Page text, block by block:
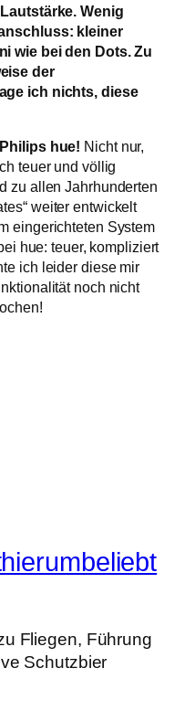
Wenig
kleiner
wie bei den Dots. Zu
der
ich nichts, diese
hue! Nicht nur,
teuer und völlig
zu allen Jahrhunderten
weiter entwickelt
eingerichteten System
hue: teuer, kompliziert
ich leider diese mir
noch nicht
Fliegen, Führung
Schutzbier